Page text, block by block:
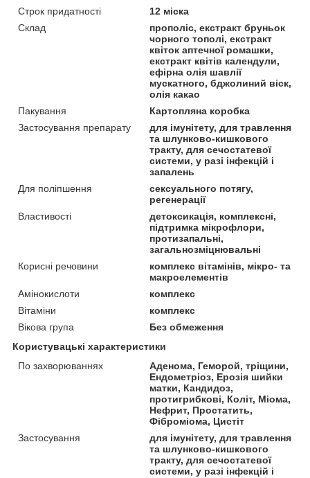
Строк придатності
12 міска
Склад
прополіс, екстракт бруньок
чорного тополі, екстракт
квіток аптечної ромашки,
екстракт квітів календули,
ефірна олія шавлії
мускатного, бджолиний віск,
олія какао
Пакування
Картопляна коробка
Застосування препарату
для імунітету, для травлення
та шлунково-кишкового
тракту, для сечостатевої
системи, у разі інфекцій і
запалень
Для поліпшення
сексуального потягу,
регенерації
Властивості
детоксикація, комплексні,
підтримка мікрофлори,
протизапальні,
загальнозміцнювальні
Корисні речовини
комплекс вітамінів, мікро- та
макроелементів
Амінокислоти
комплекс
Вітаміни
комплекс
Вікова група
Без обмеження
Користувацькі характеристики
По захворюваннях
Аденома, Геморой, тріщини,
Ендометріоз, Ерозія шийки
матки, Кандидоз,
протигрибкові, Коліт, Міома,
Нефрит, Простатить,
Фіброміома, Цистіт
Застосування
для імунітету, для травлення
та шлунково-кишкового
тракту, для сечостатевої
системи, у разі інфекцій і